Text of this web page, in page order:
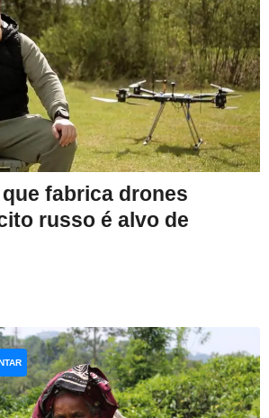
fabrica drones
russo é alvo de